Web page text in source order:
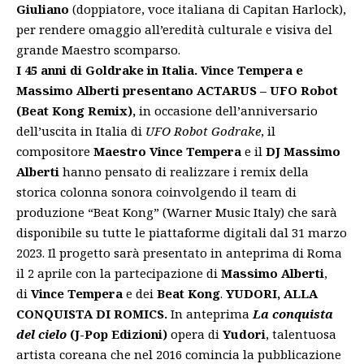
Giuliano (doppiatore, voce italiana di Capitan Harlock),
per rendere omaggio all’eredità culturale e visiva del
grande Maestro scomparso.
I 45 anni di Goldrake in Italia. Vince Tempera e
Massimo Alberti presentano ACTARUS – UFO Robot
(Beat Kong Remix), in occasione dell’anniversario
dell’uscita in Italia di UFO Robot Godrake, il
compositore Maestro Vince Tempera e il DJ Massimo
Alberti hanno pensato di realizzare i remix della
storica colonna sonora coinvolgendo il team di
produzione “Beat Kong” (Warner Music Italy) che sarà
disponibile su tutte le piattaforme digitali dal 31 marzo
2023. Il progetto sarà presentato in anteprima di Roma
il 2 aprile con la partecipazione di Massimo Alberti,
di Vince Tempera e dei Beat Kong. YUDORI, ALLA
CONQUISTA DI ROMICS. In anteprimaLa conquista
del cielo (J-Pop Edizioni) opera di Yudori, talentuosa
artista coreana che nel 2016 comincia la pubblicazione